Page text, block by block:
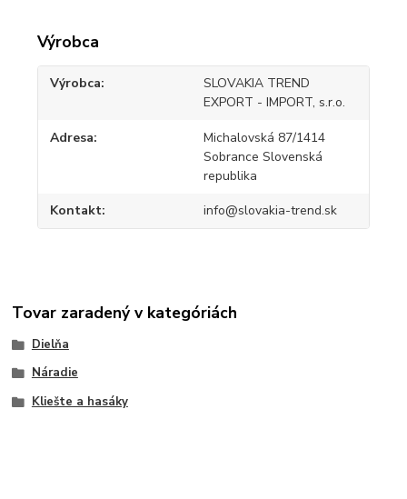
Výrobca
Výrobca
SLOVAKIA TREND
EXPORT - IMPORT, s.r.o.
Adresa
Michalovská 87/1414
Sobrance Slovenská
republika
Kontakt info@slovakia-trend.sk
Tovar zaradený v kategóriách
Dielňa
Náradie
Kliešte a hasáky